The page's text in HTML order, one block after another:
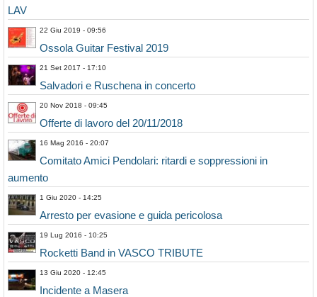
LAV
22 Giu 2019 - 09:56
Ossola Guitar Festival 2019
21 Set 2017 - 17:10
Salvadori e Ruschena in concerto
20 Nov 2018 - 09:45
Offerte di lavoro del 20/11/2018
16 Mag 2016 - 20:07
Comitato Amici Pendolari: ritardi e soppressioni in
aumento
1 Giu 2020 - 14:25
Arresto per evasione e guida pericolosa
19 Lug 2016 - 10:25
Rocketti Band in VASCO TRIBUTE
13 Giu 2020 - 12:45
Incidente a Masera